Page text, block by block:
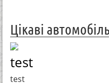
Цікаві
test
test